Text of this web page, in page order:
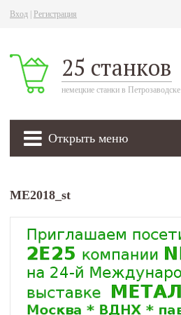
Вход Регистрация
25 станков
немецкие станки в Петрозаводске
Открыть меню
ME2018_st